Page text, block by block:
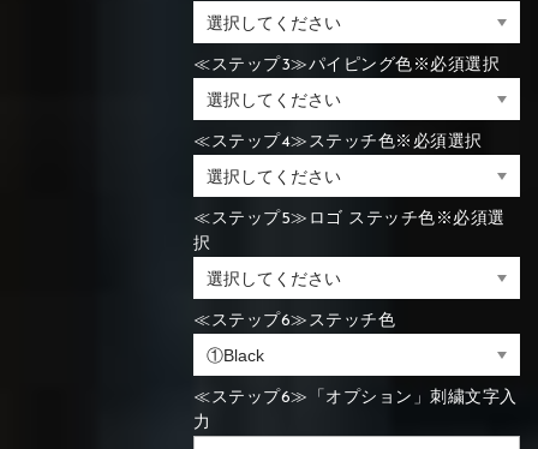
≪ステップ3≫パイピング色※必須選択
≪ステップ4≫ステッチ色※必須選択
≪ステップ5≫ロゴ ステッチ色※必須選
択
≪ステップ6≫ステッチ色
≪ステップ6≫「オプション」刺繍文字入
力